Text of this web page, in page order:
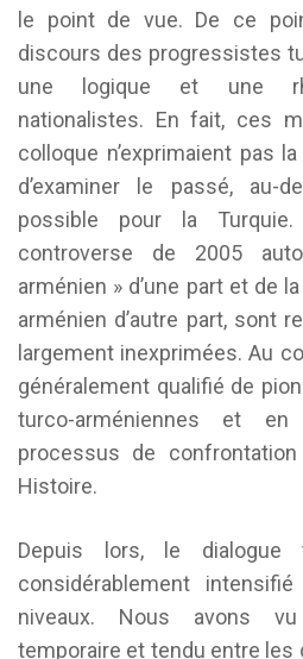
le point de vue. De ce
discours des progressistes
une logique et une
nationalistes. En fait, ces
colloque n’exprimaient pas
d’examiner le passé, au-
possible pour la
controverse de 2005
arménien » d’une part et de
arménien d’autre part, sont
largement inexprimées. Au
généralement qualifié de
turco-arméniennes et
processus de
Histoire.
Depuis lors, le dialogue
considérablement
niveaux. Nous avons
temporaire et tendu entre les